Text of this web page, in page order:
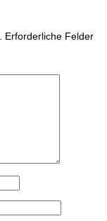
Erforderliche Felder